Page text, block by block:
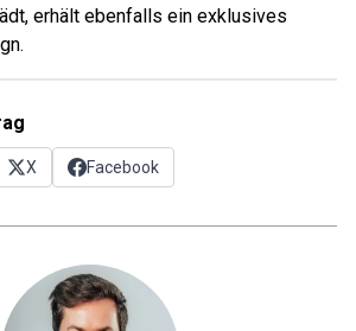
erhält ebenfalls ein exklusives
X Facebook